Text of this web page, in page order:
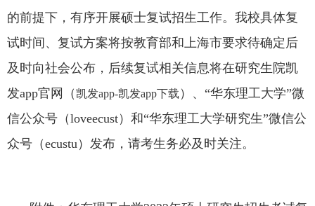
的前提下，有序开展硕士复试招生工作。我校具体复
试时间、复试方案将按教育部和上海市要求待确定后
及时向社会公布，后续复试相关信息将在研究生院凯
发app官网（凯发app-凯发app下载 ）、“华东理工大学”微
信公众号（loveecust）和“华东理工大学研究生”微信公
众号（ecustu）发布，请考生务必及时关注。